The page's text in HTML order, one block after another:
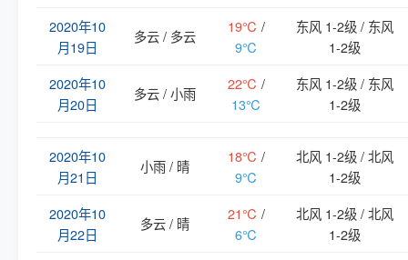
2020年10
月19日
多云 / 多云
19℃ /
9℃
东风 1-2级 / 东风
1-2级
2020年10
月20日
多云 / 小雨
22℃ /
13℃
东风 1-2级 / 东风
1-2级
2020年10
月21日
小雨 / 晴
18℃ /
9℃
北风 1-2级 / 北风
1-2级
2020年10
月22日
多云 / 晴
21℃ /
6℃
北风 1-2级 / 北风
1-2级